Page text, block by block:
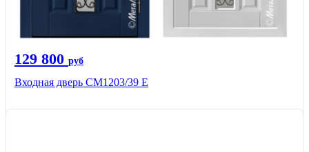
129 800 руб
Входная дверь СМ1203/39 E